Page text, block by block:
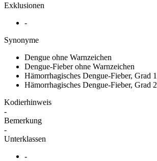
Exklusionen
-
Synonyme
Dengue ohne Warnzeichen
Dengue-Fieber ohne Warnzeichen
Hämorrhagisches Dengue-Fieber, Grad 1
Hämorrhagisches Dengue-Fieber, Grad 2
Kodierhinweis
-
Bemerkung
-
Unterklassen
-